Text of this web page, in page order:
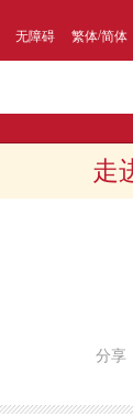
无障碍 繁体/简体
走
分享